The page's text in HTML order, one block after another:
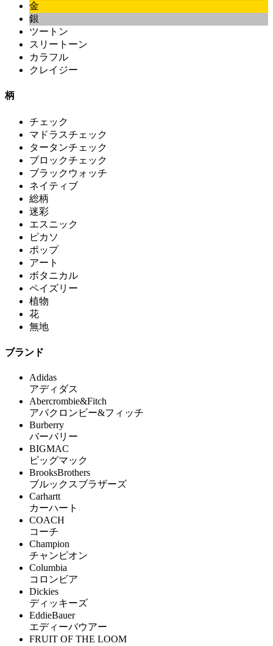
金
銀
ツートン
スリートーン
カラフル
クレイジー
柄
チェック
マドラスチェック
タータンチェック
ブロックチェック
ブラックウォッチ
ネイティブ
総柄
迷彩
エスニック
ピカソ
ポップ
アート
ボタニカル
ペイズリー
植物
花
無地
ブランド
Adidas
アディダス
Abercrombie&Fitch
アバクロンビー&フィッチ
Burberry
バーバリー
BIGMAC
ビッグマック
BrooksBrothers
ブルックスブラザーズ
Carhartt
カーハート
COACH
コーチ
Champion
チャンピオン
Columbia
コロンビア
Dickies
ディッキーズ
EddieBauer
エディーバウアー
FRUIT OF THE LOOM